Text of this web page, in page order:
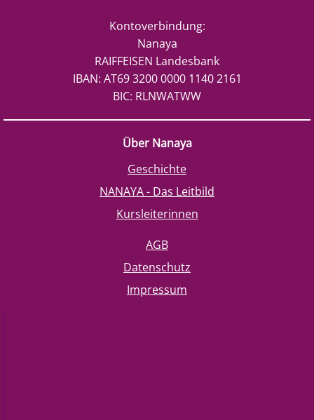
Über Nanaya
Geschichte
NANAYA - Das Leitbild
Kursleiterinnen
AGB
Datenschutz
Impressum
Kontoverbindung:
Nanaya
RAIFFEISEN Landesbank
IBAN: AT69 3200 0000 1140 2161
BIC: RLNWATWW